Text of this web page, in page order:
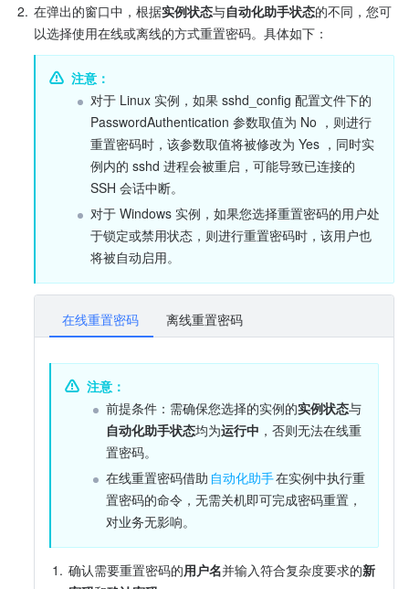
2. 在弹出的窗口中，根据实例状态与自动化助手状态的不同，您可
以选择使用在线或离线的方式重置密码。具体如下：
注意：
对于 Linux 实例，如果 sshd_config 配置文件下的
PasswordAuthentication 参数取值为 No ，则进行
重置密码时，该参数取值将被修改为 Yes ，同时实
例内的 sshd 进程会被重启，可能导致已连接的
SSH 会话中断。
对于 Windows 实例，如果您选择重置密码的用户处
于锁定或禁用状态，则进行重置密码时，该用户也
将被自动启用。
在线重置密码 离线重置密码
注意：
前提条件：需确保您选择的实例的实例状态与
自动化助手状态均为运行中 ，否则无法在线重
置密码。
在线重置密码借助 自动化助手在实例中执行重
置密码的命令，无需关机即可完成密码重置，
对业务无影响。
1. 确认需要重置密码的用户名并输入符合复杂度要求的新